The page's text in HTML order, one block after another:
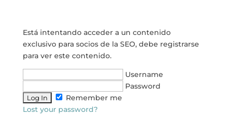
Está intentando acceder a un contenido
exclusivo para socios de la SEO, debe registrarse
para ver este contenido.
Username
Password
Remember me
Lost your password?